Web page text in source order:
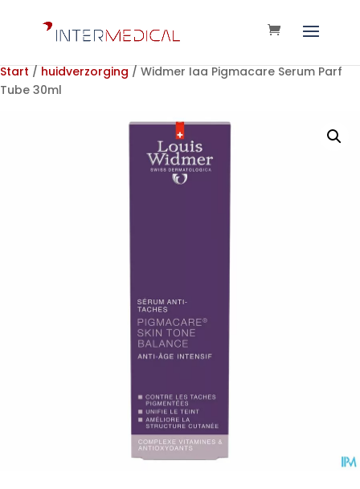
Start / huidverzorging / Widmer Iaa Pigmacare Serum Parf
Tube 30ml